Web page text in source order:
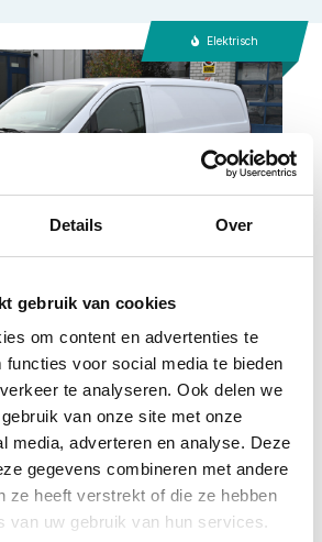
Details Over
gebruik van cookies
om content en advertenties te
functies voor social media te bieden
te analyseren. Ook delen we
van onze site met onze
media, adverteren en analyse. Deze
gegevens combineren met andere
ze heeft verstrekt of die ze hebben
van uw gebruik van hun services.
Elektrisch
- 2025
/maand
auto bekijken